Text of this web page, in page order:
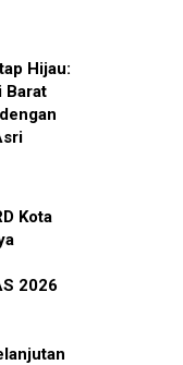
Hijau:
Barat
Kota
2026